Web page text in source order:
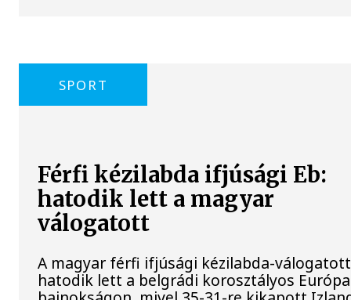
SPORT
Férfi kézilabda ifjúsági Eb:
hatodik lett a magyar
válogatott
A magyar férfi ifjúsági kézilabda-válogatott
hatodik lett a belgrádi korosztályos